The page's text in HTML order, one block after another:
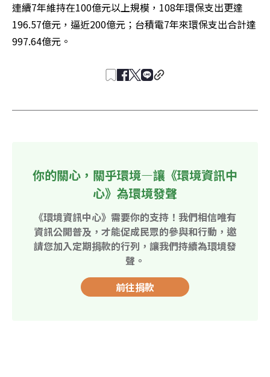
連續7年維持在100億元以上規模，108年環保支出更達
196.57億元，逼近200億元；台積電7年來環保支出合計達
997.64億元。
你的關心，關乎環境—讓《環境資訊中
心》為環境發聲
《環境資訊中心》需要你的支持！我們相信唯有
資訊公開普及，才能促成民眾的參與和行動，邀
請您加入定期捐款的行列，讓我們持續為環境發
聲。
前往捐款